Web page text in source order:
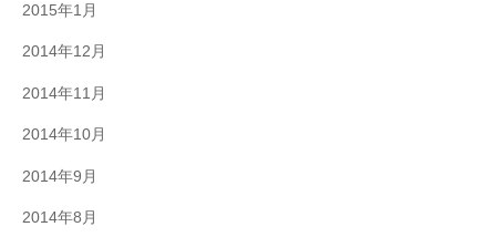
2015年1月
2014年12月
2014年11月
2014年10月
2014年9月
2014年8月